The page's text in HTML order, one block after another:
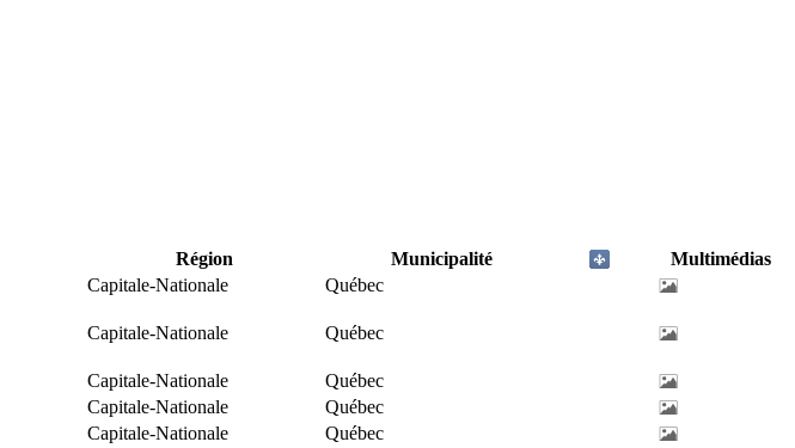
Région Municipalité
Multimédias
Capitale-Nationale
Québec
Capitale-Nationale Québec
Capitale-Nationale
Québec
Capitale-Nationale
Québec
Capitale-Nationale
Québec